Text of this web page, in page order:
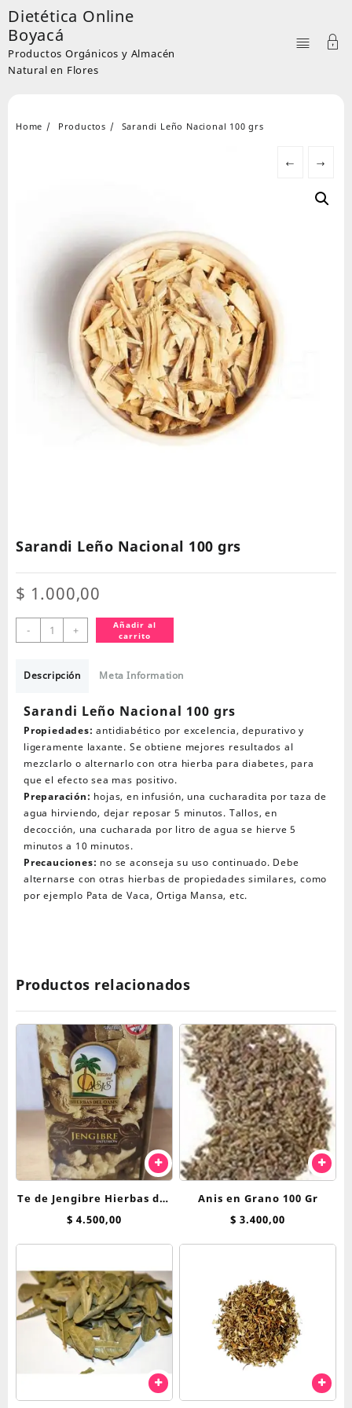
Skip
to
content
Dietética Online
Boyacá
Productos Orgánicos y Almacén
Natural en Flores
Home Productos Sarandi Leño Nacional 100 grs
← →
Sarandi Leño Nacional 100 grs
$ 1.000,00
-
Sarandi
Leño
100
cantidad
+
Añadir al
carrito
Descripción Meta Information
Sarandi Leño Nacional 100 grs
Propiedades: antidiabético por excelencia, depurativo y
ligeramente laxante. Se obtiene mejores resultados al
mezclarlo o alternarlo con otra hierba para diabetes, para
que el efecto sea mas positivo.
Preparación: hojas, en infusión, una cucharadita por taza de
agua hirviendo, dejar reposar 5 minutos. Tallos, en
decocción, una cucharada por litro de agua se hierve 5
minutos a 10 minutos.
Precauciones: no se aconseja su uso continuado. Debe
alternarse con otras hierbas de propiedades similares, como
por ejemplo Pata de Vaca, Ortiga Mansa, etc.
Productos relacionados
Te de Jengibre Hierbas del
Oasis saquitos
$ 4.500,00
Anis en Grano 100 Gr
$ 3.400,00